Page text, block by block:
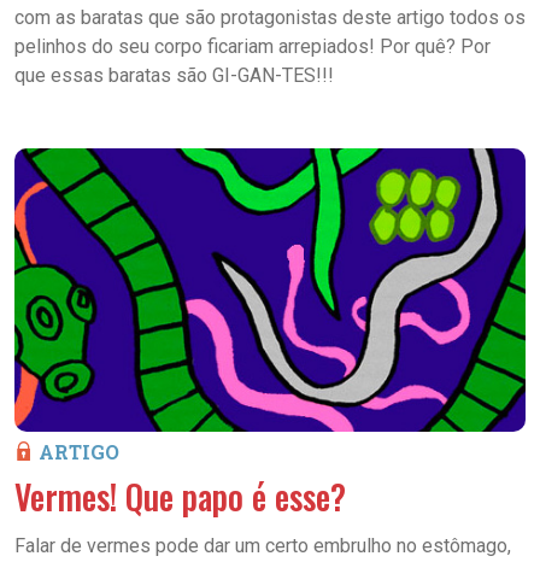
com as baratas que são protagonistas deste artigo todos os
pelinhos do seu corpo ficariam arrepiados! Por quê? Por
que essas baratas são GI-GAN-TES!!!
ARTIGO
Vermes! Que papo é esse?
Falar de vermes pode dar um certo embrulho no estômago,